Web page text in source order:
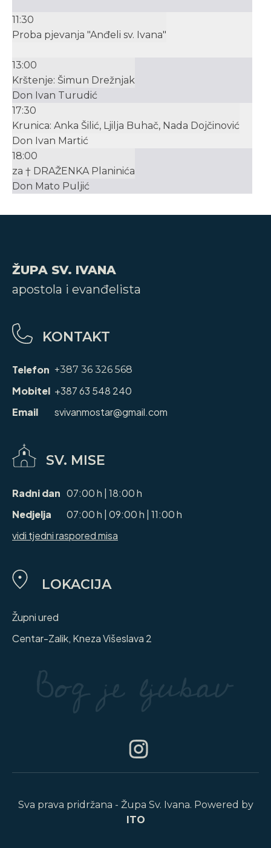
11:30
Proba pjevanja "Anđeli sv. Ivana"
13:00
Krštenje: Šimun Drežnjak
Don Ivan Turudić
17:30
Krunica: Anka Šilić, Ljilja Buhač, Nada Dojčinović
Don Ivan Martić
18:00
za † DRAŽENKA Planinića
Don Mato Puljić
ŽUPA SV. IVANA
apostola i evanđelista
KONTAKT
Telefon +387 36 326 568
Mobitel +387 63 548 240
Email
svivanmostar@gmail.com
SV. MISE
Radni dan 07:00 h | 18:00 h
Nedjelja
07:00 h | 09:00 h | 11:00 h
vidi tjedni raspored misa
LOKACIJA
Župni ured
Centar-Zalik, Kneza Višeslava 2
Sva prava pridržana - Župa Sv. Ivana. Powered by
ITO